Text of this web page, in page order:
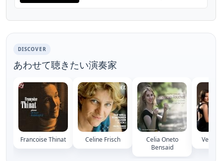
DISCOVER
あわせて聴きたい演奏家
Francoise Thinat Celine Frisch
Celia Oneto
Bensaid
Vera